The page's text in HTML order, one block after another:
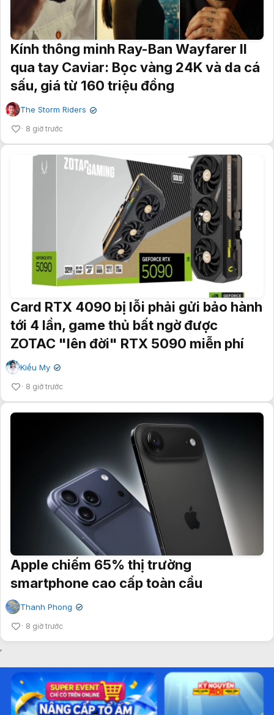
Kính thông minh Ray-Ban Wayfarer II
qua tay Caviar: Bọc vàng 24K và da cá
sấu, giá từ 160 triệu đồng
The Storm Riders ✔
8 giờ trước
Card RTX 4090 bị lỗi phải gửi bảo hành
tới 4 lần, game thủ bất ngờ được
ZOTAC "lên đời" RTX 5090 miễn phí
Kiều My ✔
8 giờ trước
Apple chiếm 65% thị trường
smartphone cao cấp toàn cầu
Thanh Phong ✔
8 giờ trước